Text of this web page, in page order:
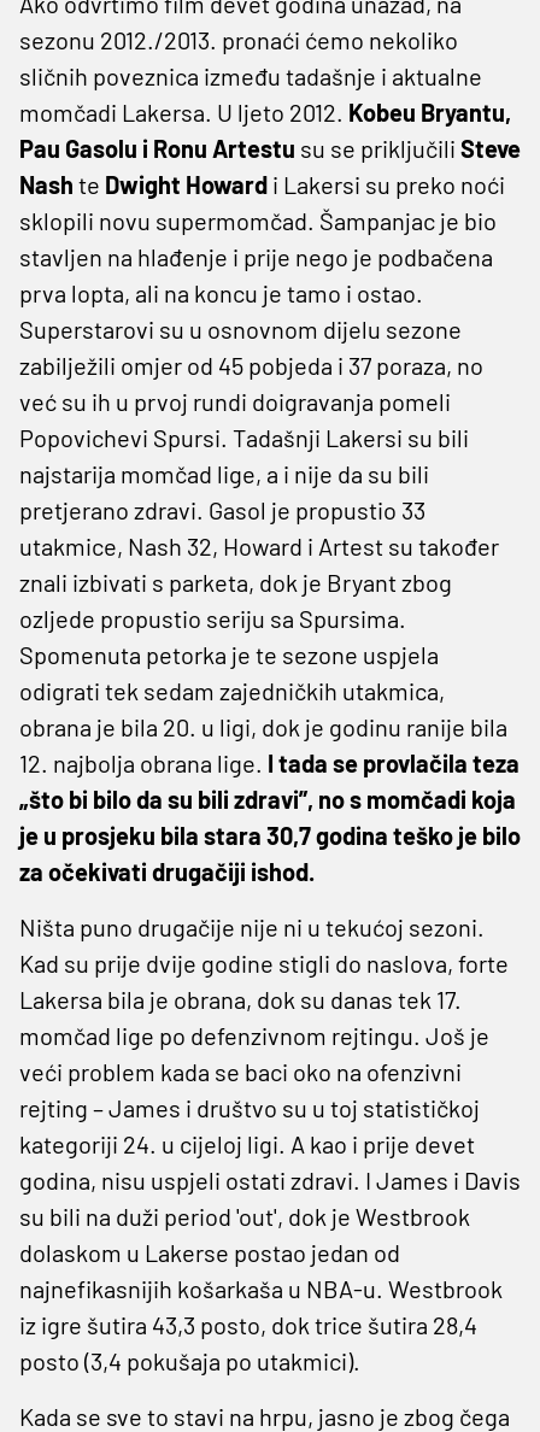
sezonu 2012./2013. pronaći ćemo nekoliko
sličnih poveznica između tadašnje i aktualne
momčadi Lakersa. U ljeto 2012. Kobeu Bryantu,
Pau Gasolu i Ronu Artestu su se priključili Steve
Nash te Dwight Howard i Lakersi su preko noći
sklopili novu supermomčad. Šampanjac je bio
stavljen na hlađenje i prije nego je podbačena
prva lopta, ali na koncu je tamo i ostao.
Superstarovi su u osnovnom dijelu sezone
zabilježili omjer od 45 pobjeda i 37 poraza, no
već su ih u prvoj rundi doigravanja pomeli
Popovichevi Spursi. Tadašnji Lakersi su bili
najstarija momčad lige, a i nije da su bili
pretjerano zdravi. Gasol je propustio 33
utakmice, Nash 32, Howard i Artest su također
znali izbivati s parketa, dok je Bryant zbog
ozljede propustio seriju sa Spursima.
Spomenuta petorka je te sezone uspjela
odigrati tek sedam zajedničkih utakmica,
obrana je bila 20. u ligi, dok je godinu ranije bila
12. najbolja obrana lige. I tada se provlačila teza
„što bi bilo da su bili zdravi”, no s momčadi koja
je u prosjeku bila stara 30,7 godina teško je bilo
za očekivati drugačiji ishod.
Ništa puno drugačije nije ni u tekućoj sezoni.
Kad su prije dvije godine stigli do naslova, forte
Lakersa bila je obrana, dok su danas tek 17.
momčad lige po defenzivnom rejtingu. Još je
veći problem kada se baci oko na ofenzivni
rejting – James i društvo su u toj statističkoj
kategoriji 24. u cijeloj ligi. A kao i prije devet
godina, nisu uspjeli ostati zdravi. I James i Davis
su bili na duži period 'out', dok je Westbrook
dolaskom u Lakerse postao jedan od
najnefikasnijih košarkaša u NBA-u. Westbrook
iz igre šutira 43,3 posto, dok trice šutira 28,4
posto (3,4 pokušaja po utakmici).
Kada se sve to stavi na hrpu, jasno je zbog čega